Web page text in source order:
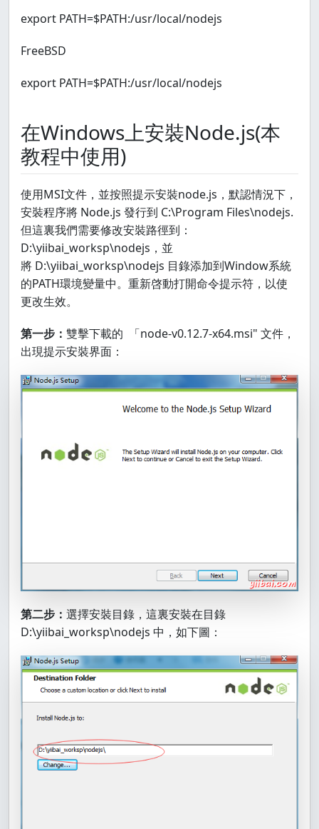
export PATH=$PATH:/usr/local/nodejs
FreeBSD
export PATH=$PATH:/usr/local/nodejs
在Windows上安裝Node.js(本
教程中使用)
使用MSI文件，並按照提示安裝node.js，默認情況下，
安裝程序將 Node.js 發行到 C:\Program Files\nodejs.
但這裏我們需要修改安裝路徑到：
D:\yiibai_worksp\nodejs，並
將 D:\yiibai_worksp\nodejs 目錄添加到Window系統
的PATH環境變量中。重新啓動打開命令提示符，以使
更改生效。
第一步： 雙擊下載的 「node-v0.12.7-x64.msi" 文件，
出現提示安裝界面：
第二步： 選擇安裝目錄，這裏安裝在目錄
D:\yiibai_worksp\nodejs 中，如下圖：